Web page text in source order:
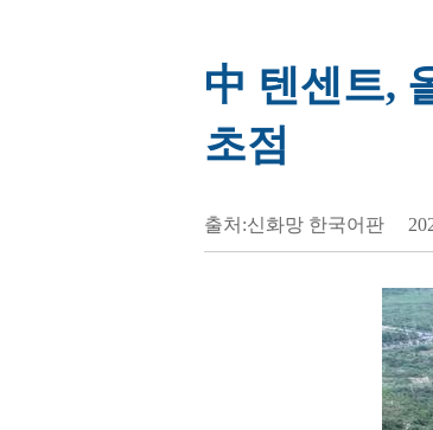
中 텐센트,
초점
출처:신화망 한국어판